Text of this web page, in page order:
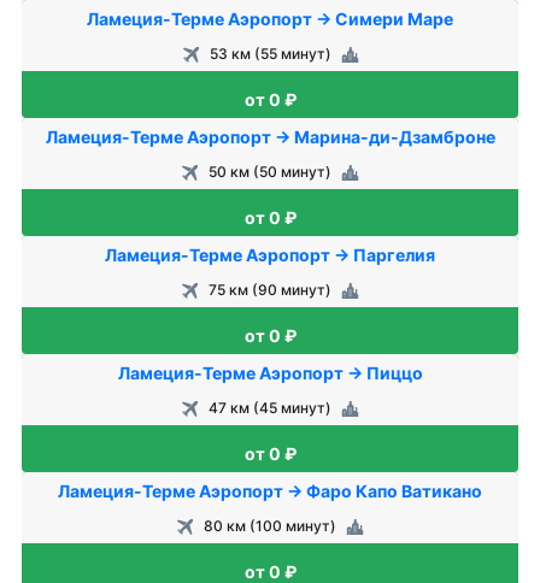
Ламеция-Терме Аэропорт → Симери Маре
53 км (55 минут)
от 0 ₽
Ламеция-Терме Аэропорт → Марина-ди-Дзамброне
50 км (50 минут)
от 0 ₽
Ламеция-Терме Аэропорт → Паргелия
75 км (90 минут)
от 0 ₽
Ламеция-Терме Аэропорт → Пиццо
47 км (45 минут)
от 0 ₽
Ламеция-Терме Аэропорт → Фаро Капо Ватикано
80 км (100 минут)
от 0 ₽